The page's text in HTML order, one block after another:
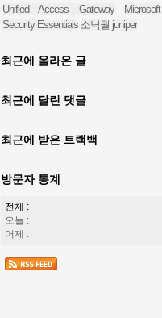
Unified Access Gateway
Microsoft
Security Essentials 소닉월 juniper
최근에 올라온 글
최근에 달린 댓글
최근에 받은 트랙백
방문자 통계
전체 :
오늘 :
어제 :